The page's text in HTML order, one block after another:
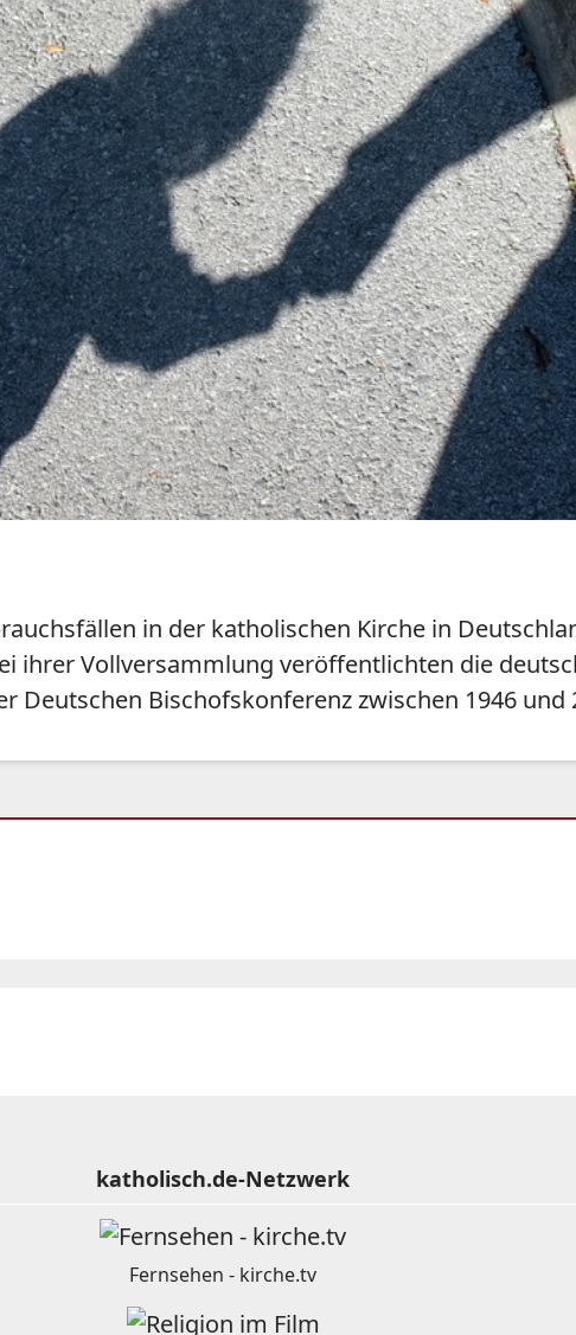
in der katholischen Kirche in
ihrer Vollversammlung veröffentlichten die
Deutschen Bischofskonferenz zwischen 1946
katholisch.de-Netzwerk
Fernsehen - kirche.tv